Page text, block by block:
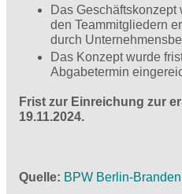
Das
den Teammitgliedern
durch
Das Konzept wurde
Abgabetermin
Frist zur Einreichung zur
19.11.2024.
Quelle BPW Berlin-